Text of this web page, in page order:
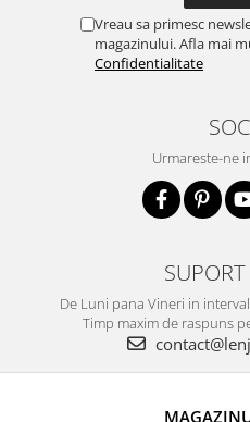
Vreau sa primesc
magazinului. Afla mai
Confidentialitate
Urmareste-ne
De Luni pana Vineri in
Timp maxim de raspuns